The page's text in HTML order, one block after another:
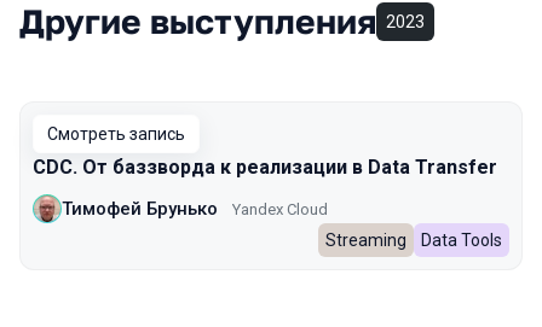
Другие выступления 2023
Смотреть запись
CDC. От баззворда к реализации в Data Transfer
Тимофей Брунько Yandex Cloud
Streaming Data Tools